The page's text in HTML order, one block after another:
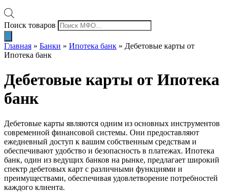
Поиск товаров
Главная » Банки » Ипотека банк » Дебетовые карты от
Ипотека банк
Дебетовые карты от Ипотека
банк
Дебетовые карты являются одним из основных инструментов
современной финансовой системы. Они предоставляют
ежедневный доступ к вашим собственным средствам и
обеспечивают удобство и безопасность в платежах. Ипотека
банк, один из ведущих банков на рынке, предлагает широкий
спектр дебетовых карт с различными функциями и
преимуществами, обеспечивая удовлетворение потребностей
каждого клиента.